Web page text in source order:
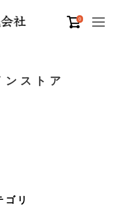
0
ンストア
ゴリ